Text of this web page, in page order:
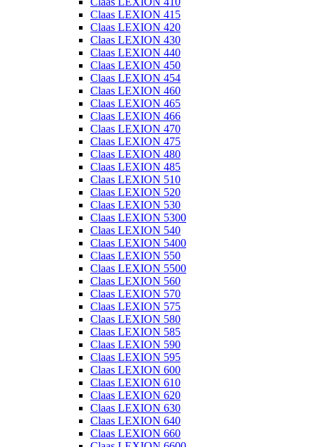
Claas LEXION 415
Claas LEXION 420
Claas LEXION 430
Claas LEXION 440
Claas LEXION 450
Claas LEXION 454
Claas LEXION 460
Claas LEXION 465
Claas LEXION 466
Claas LEXION 470
Claas LEXION 475
Claas LEXION 480
Claas LEXION 485
Claas LEXION 510
Claas LEXION 520
Claas LEXION 530
Claas LEXION 5300
Claas LEXION 540
Claas LEXION 5400
Claas LEXION 550
Claas LEXION 5500
Claas LEXION 560
Claas LEXION 570
Claas LEXION 575
Claas LEXION 580
Claas LEXION 585
Claas LEXION 590
Claas LEXION 595
Claas LEXION 600
Claas LEXION 610
Claas LEXION 620
Claas LEXION 630
Claas LEXION 640
Claas LEXION 660